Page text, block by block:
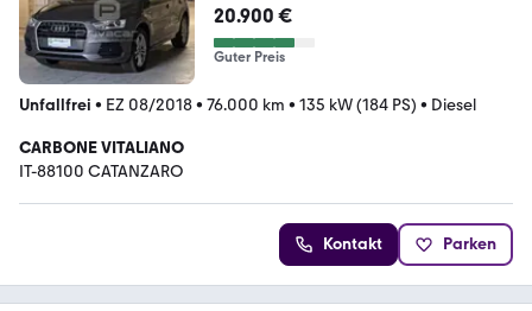
20.900 €
Guter Preis
Unfallfrei • EZ 08/2018• 76.000 km • 135 kW (184 PS) • Diesel
CARBONE VITALIANO
IT-88100 CATANZARO
Kontakt Parken